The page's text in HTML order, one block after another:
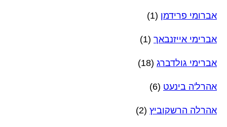
אברומי פרידמן (1)
אברימי אייזנבאך (1)
אברימי גולדברג (18)
אהרל'ה בינעט (6)
אהרלה הרשקוביץ (2)